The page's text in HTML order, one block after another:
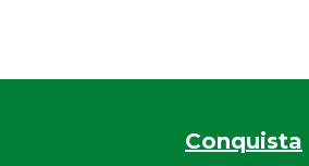
Conquista